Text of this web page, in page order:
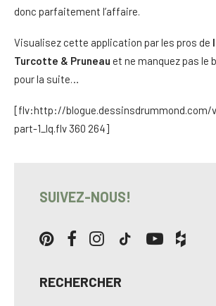
donc parfaitement l’affaire.
Visualisez cette application par les pros de
Turcotte & Pruneau et ne manquez pas le
pour la suite…
[flv:http://blogue.dessinsdrummond.com/
part-1_lq.flv 360 264]
SUIVEZ-NOUS!
RECHERCHER